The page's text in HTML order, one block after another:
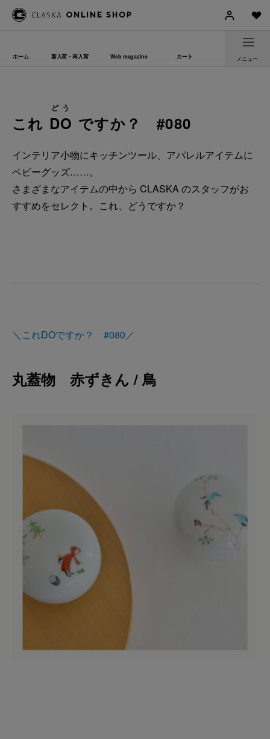
ホーム 新入荷・再入荷 Web magazine カート メニュー
これ DO
どう
ですか？ #080
インテリア小物にキッチンツール、アパレルアイテムに
ベビーグッズ……。
さまざまなアイテムの中から CLASKA のスタッフがお
すすめをセレクト。これ、どうですか？
＼これDOですか？ #080／
丸蓋物 赤ずきん / 鳥